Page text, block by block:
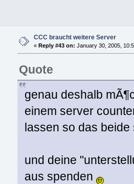
CCC braucht weitere Server
« Reply #43 on: January 30, 2005,
Quote
genau deshalb
einem server
lassen so das
und deine
aus spenden